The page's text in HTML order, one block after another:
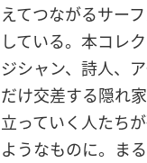
えてつながるサー
している。本コレ
ジシャン、詩人、
だけ交差する隠れ
立っていく人たち
ようなものに。ま